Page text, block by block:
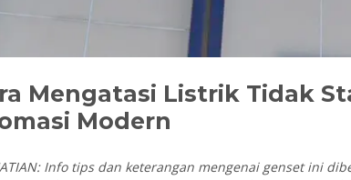
Mengatasi Listrik Tidak
Modern
Info tips dan keterangan mengenai genset ini